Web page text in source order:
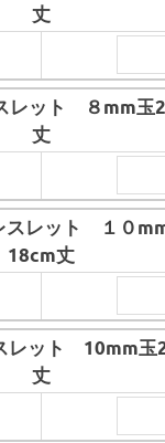
丈
レット ８mm玉
丈
スレット １０
18cm丈
レット 10mm玉
丈